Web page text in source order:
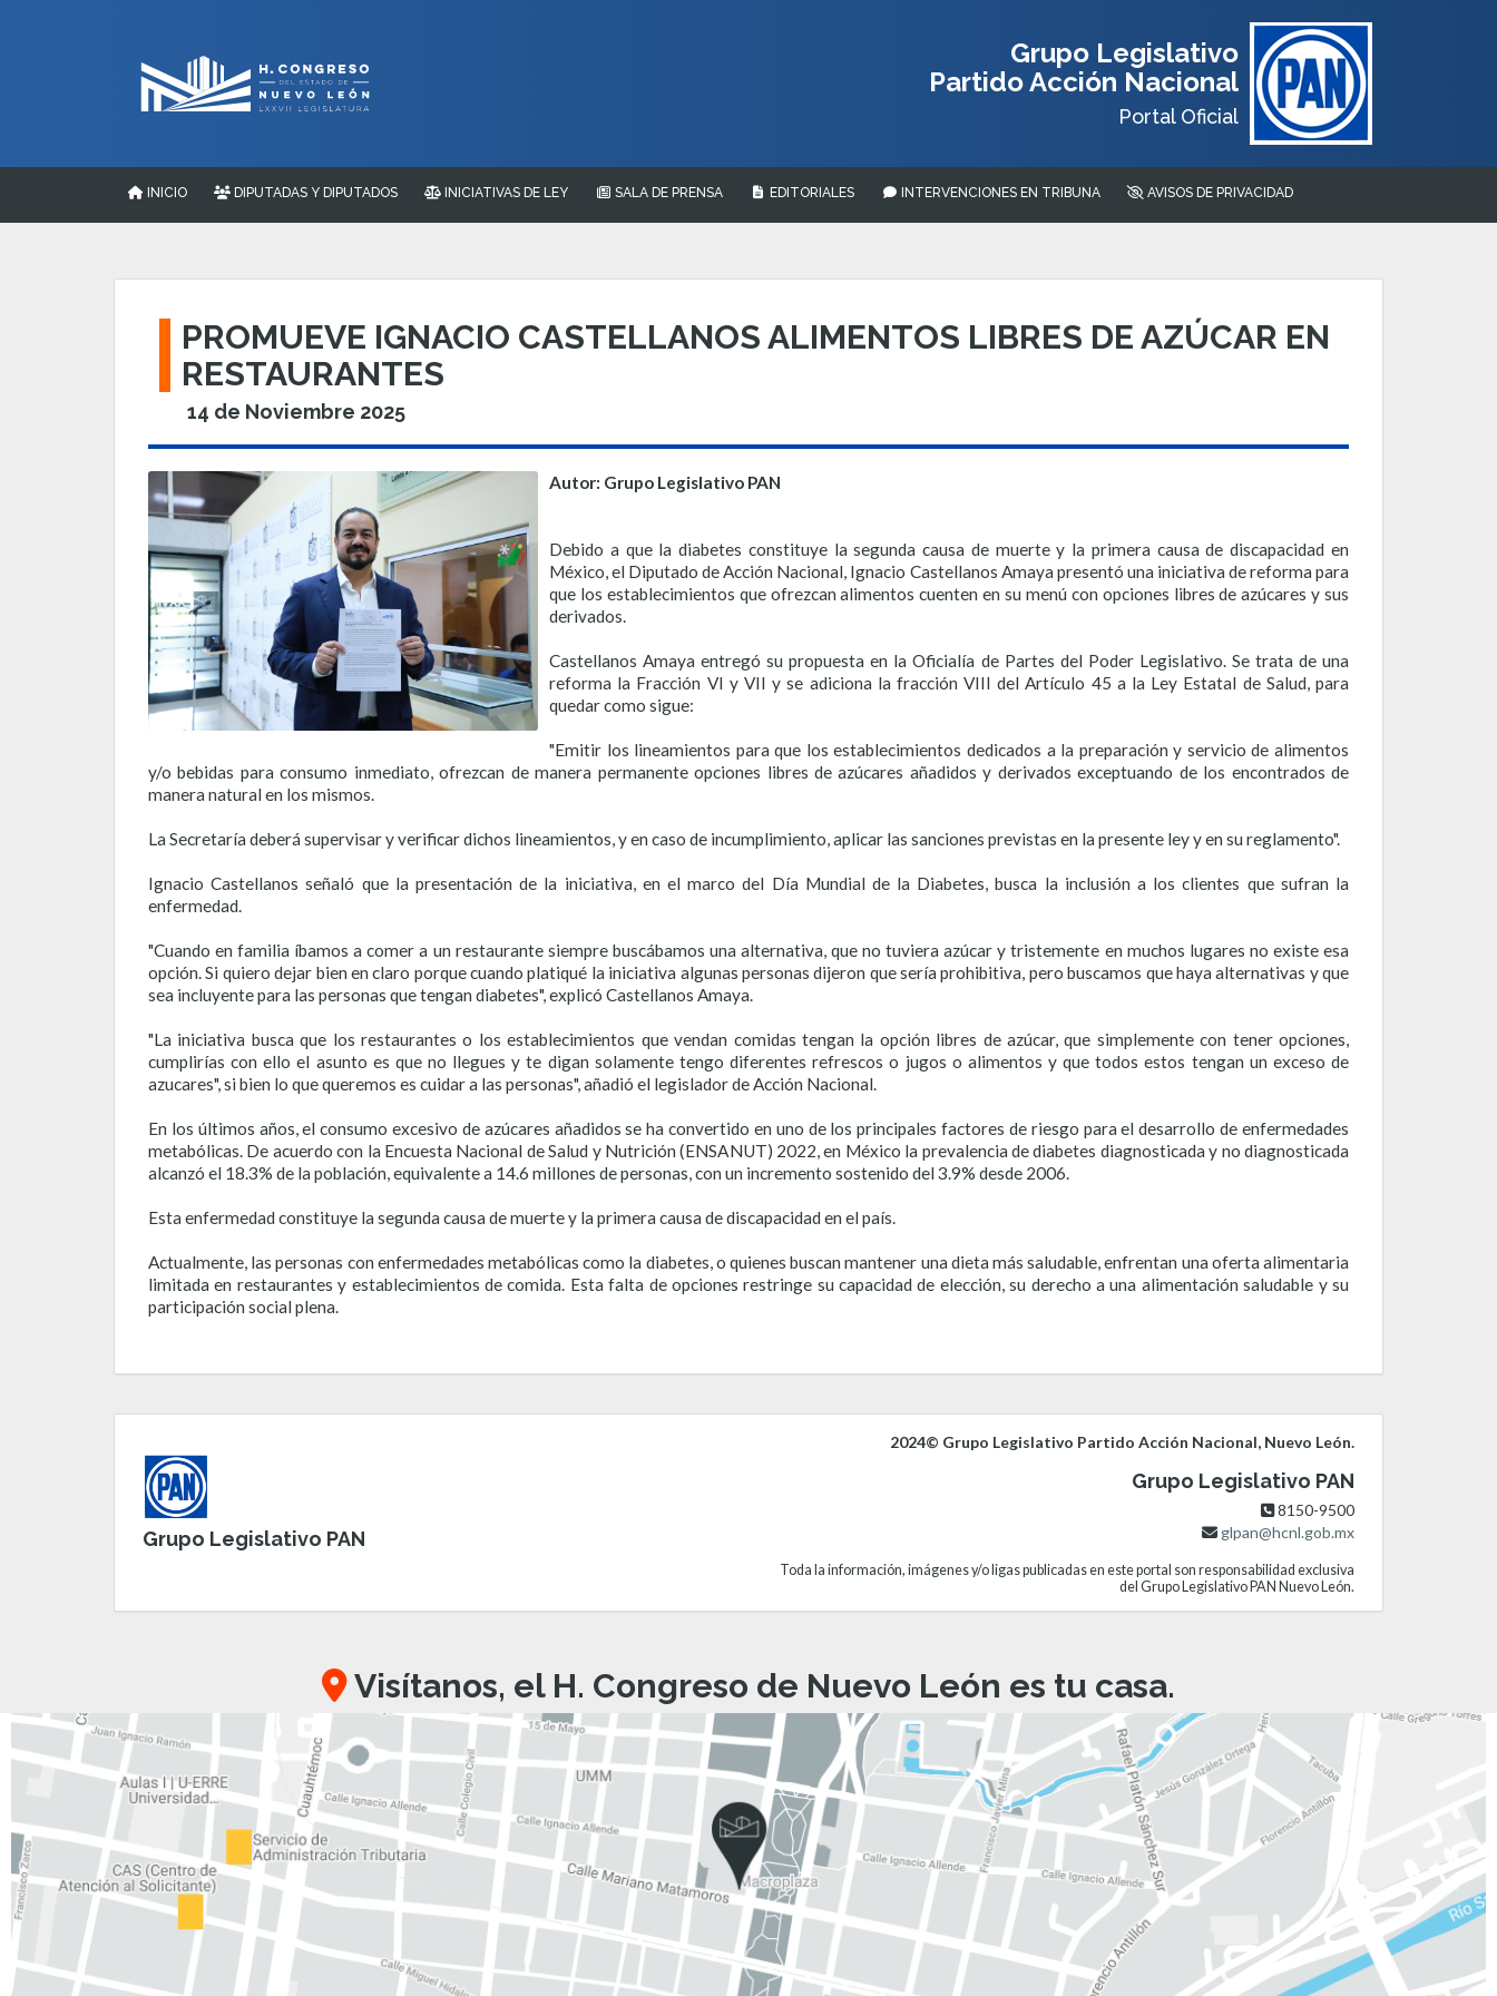
Grupo Legislativo
Partido Acción Nacional
Portal Oficial
INICIO DIPUTADAS Y DIPUTADOS INICIATIVAS DE LEY SALA DE PRENSA EDITORIALES INTERVENCIONES EN TRIBUNA AVISOS DE PRIVACIDAD
PROMUEVE IGNACIO CASTELLANOS ALIMENTOS LIBRES DE AZÚCAR EN
RESTAURANTES
14 de Noviembre 2025
Autor: Grupo Legislativo PAN
Debido a que la diabetes constituye la segunda causa de muerte y la primera causa de discapacidad en
México, el Diputado de Acción Nacional, Ignacio Castellanos Amaya presentó una iniciativa de reforma para
que los establecimientos que ofrezcan alimentos cuenten en su menú con opciones libres de azúcares y sus
derivados.
Castellanos Amaya entregó su propuesta en la Oficialía de Partes del Poder Legislativo. Se trata de una
reforma la Fracción VI y VII y se adiciona la fracción VIII del Artículo 45 a la Ley Estatal de Salud, para
quedar como sigue:
"Emitir los lineamientos para que los establecimientos dedicados a la preparación y servicio de alimentos
y/o bebidas para consumo inmediato, ofrezcan de manera permanente opciones libres de azúcares añadidos y derivados exceptuando de los encontrados de
manera natural en los mismos.
La Secretaría deberá supervisar y verificar dichos lineamientos, y en caso de incumplimiento, aplicar las sanciones previstas en la presente ley y en su reglamento".
Ignacio Castellanos señaló que la presentación de la iniciativa, en el marco del Día Mundial de la Diabetes, busca la inclusión a los clientes que sufran la
enfermedad.
"Cuando en familia íbamos a comer a un restaurante siempre buscábamos una alternativa, que no tuviera azúcar y tristemente en muchos lugares no existe esa
opción. Si quiero dejar bien en claro porque cuando platiqué la iniciativa algunas personas dijeron que sería prohibitiva, pero buscamos que haya alternativas y que
sea incluyente para las personas que tengan diabetes", explicó Castellanos Amaya.
"La iniciativa busca que los restaurantes o los establecimientos que vendan comidas tengan la opción libres de azúcar, que simplemente con tener opciones,
cumplirías con ello el asunto es que no llegues y te digan solamente tengo diferentes refrescos o jugos o alimentos y que todos estos tengan un exceso de
azucares", si bien lo que queremos es cuidar a las personas", añadió el legislador de Acción Nacional.
En los últimos años, el consumo excesivo de azúcares añadidos se ha convertido en uno de los principales factores de riesgo para el desarrollo de enfermedades
metabólicas. De acuerdo con la Encuesta Nacional de Salud y Nutrición (ENSANUT) 2022, en México la prevalencia de diabetes diagnosticada y no diagnosticada
alcanzó el 18.3% de la población, equivalente a 14.6 millones de personas, con un incremento sostenido del 3.9% desde 2006.
Esta enfermedad constituye la segunda causa de muerte y la primera causa de discapacidad en el país.
Actualmente, las personas con enfermedades metabólicas como la diabetes, o quienes buscan mantener una dieta más saludable, enfrentan una oferta alimentaria
limitada en restaurantes y establecimientos de comida. Esta falta de opciones restringe su capacidad de elección, su derecho a una alimentación saludable y su
participación social plena.
Grupo Legislativo PAN
2024© Grupo Legislativo Partido Acción Nacional, Nuevo León.
Grupo Legislativo PAN
8150-9500
glpan@hcnl.gob.mx
Toda la información, imágenes y/o ligas publicadas en este portal son responsabilidad exclusiva
del Grupo Legislativo PAN Nuevo León.
Visítanos, el H. Congreso de Nuevo León es tu casa.